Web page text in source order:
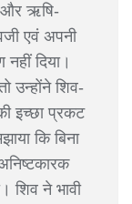
और ऋषि-
एवं अपनी
दिया।
उन्होंने शिव-
इच्छा प्रकट
कि बिना
शिव ने भावी